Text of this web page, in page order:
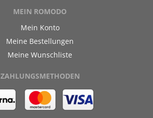
MEIN ROMODO
Mein Konto
Meine Bestellungen
Meine Wunschliste
ZAHLUNGSMETHODEN